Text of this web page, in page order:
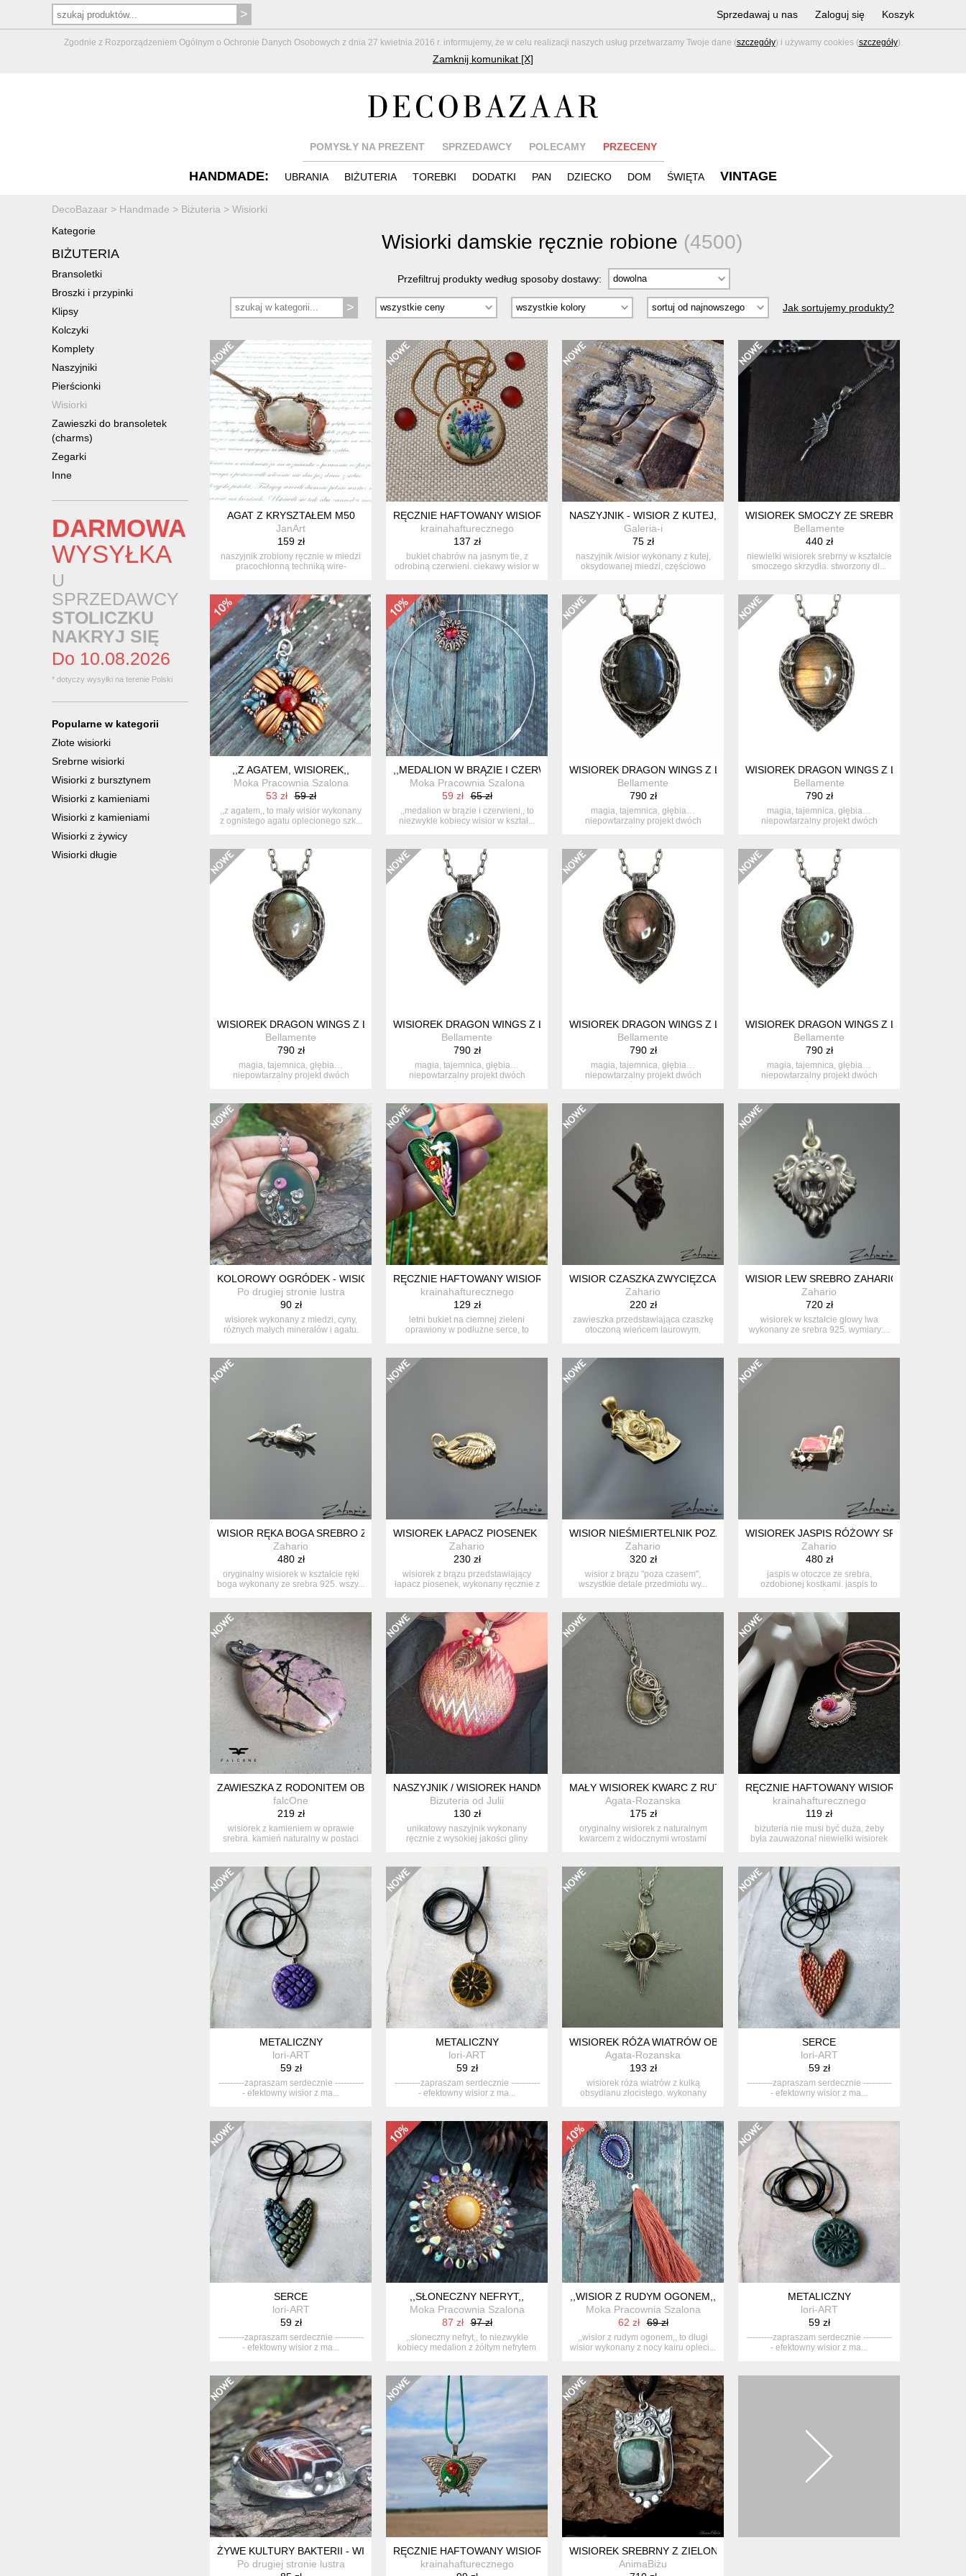
Zgodnie z Rozporządzeniem Ogólnym o Ochronie Danych Osobowych z dnia 27 kwietnia 2016 r. informujemy, że w celu realizacji naszych usług przetwarzamy Twoje dane (szczegóły) i używamy cookies (szczegóły).
Zamknij komunikat [X]
Sprzedawaj u nas Zaloguj się Koszyk
POMYSŁY NA PREZENT SPRZEDAWCY POLECAMY PRZECENY
HANDMADE: UBRANIA BIŻUTERIA TOREBKI DODATKI PAN DZIECKO DOM ŚWIĘTA VINTAGE
DecoBazaar > Handmade > Biżuteria > Wisiorki
Kategorie
BIŻUTERIA
Bransoletki
Broszki i przypinki
Klipsy
Kolczyki
Komplety
Naszyjniki
Pierścionki
Wisiorki
Zawieszki do bransoletek
(charms)
Zegarki
Inne
DARMOWA
WYSYŁKA
U
SPRZEDAWCY
STOLICZKU
NAKRYJ SIĘ
Do 10.08.2026
* dotyczy wysyłki na terenie Polski
Popularne w kategorii
Złote wisiorki
Srebrne wisiorki
Wisiorki z bursztynem
Wisiorki z kamieniami
Wisiorki z kamieniami
Wisiorki z żywicy
Wisiorki długie
Wisiorki damskie ręcznie robione (4500)
Przefiltruj produkty według sposoby dostawy:
Jak sortujemy produkty?
AGAT Z KRYSZTAŁEM M50
JanArt
159 zł
naszyjnik zrobiony ręcznie w miedzi
pracochłonną techniką wire-
RĘCZNIE HAFTOWANY WISIOR CHABRY
krainahafturecznego
137 zł
bukiet chabrów na jasnym tle, z
odrobiną czerwieni. ciekawy wisior w
NASZYJNIK - WISIOR Z KUTEJ, OKSYDOWANEJ MIEDZI /21/
Galeria-i
75 zł
naszyjnik /wisior wykonany z kutej,
oksydowanej miedzi, częściowo
WISIOREK SMOCZY ZE SREBRA - Z
Bellamente
440 zł
niewielki wisiorek srebrny w kształcie
smoczego skrzydła. stworzony dl...
,,Z AGATEM, WISIOREK,,
Moka Pracownia Szalona
53 zł
59 zł
,,z agatem,, to mały wisior wykonany
z ognistego agatu oplecionego szk...
,,MEDALION W BRĄZIE I CZERWIENI,,
Moka Pracownia Szalona
59 zł
65 zł
,,medalion w brązie i czerwieni,, to
niezwykle kobiecy wisior w kształ...
WISIOREK DRAGON WINGS Z LABRADORYTEM NR 21
Bellamente
790 zł
magia, tajemnica, głębia…
niepowtarzalny projekt dwóch
maleńkich skrzy...
WISIOREK DRAGON WINGS Z
Bellamente
790 zł
magia, tajemnica, głębia…
niepowtarzalny projekt dwóch
maleńkich skrzy...
WISIOREK DRAGON WINGS Z LABRADORYTEM NR 16
Bellamente
790 zł
magia, tajemnica, głębia…
niepowtarzalny projekt dwóch
maleńkich skrzy...
WISIOREK DRAGON WINGS Z LABRADORYTEM NR 14
Bellamente
790 zł
magia, tajemnica, głębia…
niepowtarzalny projekt dwóch
maleńkich skrzy...
WISIOREK DRAGON WINGS Z LABRADORYTEM NR 12
Bellamente
790 zł
magia, tajemnica, głębia…
niepowtarzalny projekt dwóch
maleńkich skrzy...
WISIOREK DRAGON WINGS Z
Bellamente
790 zł
magia, tajemnica, głębia…
niepowtarzalny projekt dwóch
maleńkich skrzy...
KOLOROWY OGRÓDEK - WISIOREK
Po drugiej stronie lustra
90 zł
wisiorek wykonany z miedzi, cyny,
różnych małych minerałów i agatu.
RĘCZNIE HAFTOWANY WISIOR DLA ŁUCJI
krainahafturecznego
129 zł
letni bukiet na ciemnej zieleni
oprawiony w podłużne serce, to
WISIOR CZASZKA ZWYCIĘZCA SREBRO ZAHARIO
Zahario
220 zł
zawieszka przedstawiająca czaszkę
otoczoną wieńcem laurowym.
WISIOR LEW SREBRO ZAHARIO
Zahario
720 zł
wisiorek w kształcie głowy lwa
wykonany ze srebra 925. wymiary:...
WISIOR RĘKA BOGA SREBRO ZAHARIO
Zahario
480 zł
oryginalny wisiorek w kształcie ręki
boga wykonany ze srebra 925. wszy...
WISIOREK ŁAPACZ PIOSENEK BRĄZ ZAHARIO
Zahario
230 zł
wisiorek z brązu przedstawiający
łapacz piosenek, wykonany ręcznie z
WISIOR NIEŚMIERTELNIK POZA CZASEM BRĄZ
Zahario
320 zł
wisior z brązu "poza czasem",
wszystkie detale przedmiotu wy...
WISIOREK JASPIS RÓŻOWY SREBRO
Zahario
480 zł
jaspis w otoczce ze srebra,
ozdobionej kostkami. jaspis to
kamień o...
ZAWIESZKA Z RODONITEM OBRAZY NATURY
falcOne
219 zł
wisiorek z kamieniem w oprawie
srebra. kamień naturalny w postaci
NASZYJNIK / WISIOREK HANDMADE Z GLINY POLIMEROWEJ
Bizuteria od Julii
130 zł
unikatowy naszyjnik wykonany
ręcznie z wysokiej jakości gliny
MAŁY WISIOREK KWARC Z RUTYLEM, WIRE WRAPPING KWARC RUTYLOWY
Agata-Rozanska
175 zł
oryginalny wisiorek z naturalnym
kwarcem z widocznymi wrostami
RĘCZNIE HAFTOWANY WISIOR DLA ODETTY
krainahafturecznego
119 zł
biżuteria nie musi być duża, żeby
była zauważona! niewielki wisiorek
METALICZNY
lori-ART
59 zł
---------zapraszam serdecznie ----------
- efektowny wisior z ma...
METALICZNY
lori-ART
59 zł
---------zapraszam serdecznie ----------
- efektowny wisior z ma...
WISIOREK RÓŻA WIATRÓW OBSYDIAN ZŁOCISTY, WIRE WRAPPING
Agata-Rozanska
193 zł
wisiorek róża wiatrów z kulką
obsydianu złocistego. wykonany
SERCE
lori-ART
59 zł
---------zapraszam serdecznie ----------
- efektowny wisior z ma...
SERCE
lori-ART
59 zł
---------zapraszam serdecznie ----------
- efektowny wisior z ma...
,,SŁONECZNY NEFRYT,,
Moka Pracownia Szalona
87 zł
97 zł
,,słoneczny nefryt,, to niezwykle
kobiecy medalion z żółtym nefrytem
,,WISIOR Z RUDYM OGONEM,,
Moka Pracownia Szalona
62 zł
69 zł
,,wisior z rudym ogonem,, to długi
wisior wykonany z nocy kairu opleci...
METALICZNY
lori-ART
59 zł
---------zapraszam serdecznie ----------
- efektowny wisior z ma...
ŻYWE KULTURY BAKTERII - WISIOREK
Po drugiej stronie lustra
RĘCZNIE HAFTOWANY WISIOR DLA SEWERYNY
krainahafturecznego
WISIOREK SREBRNY Z ZIELONYM LABRADORYTEM OGRÓD
AnimaBiżu